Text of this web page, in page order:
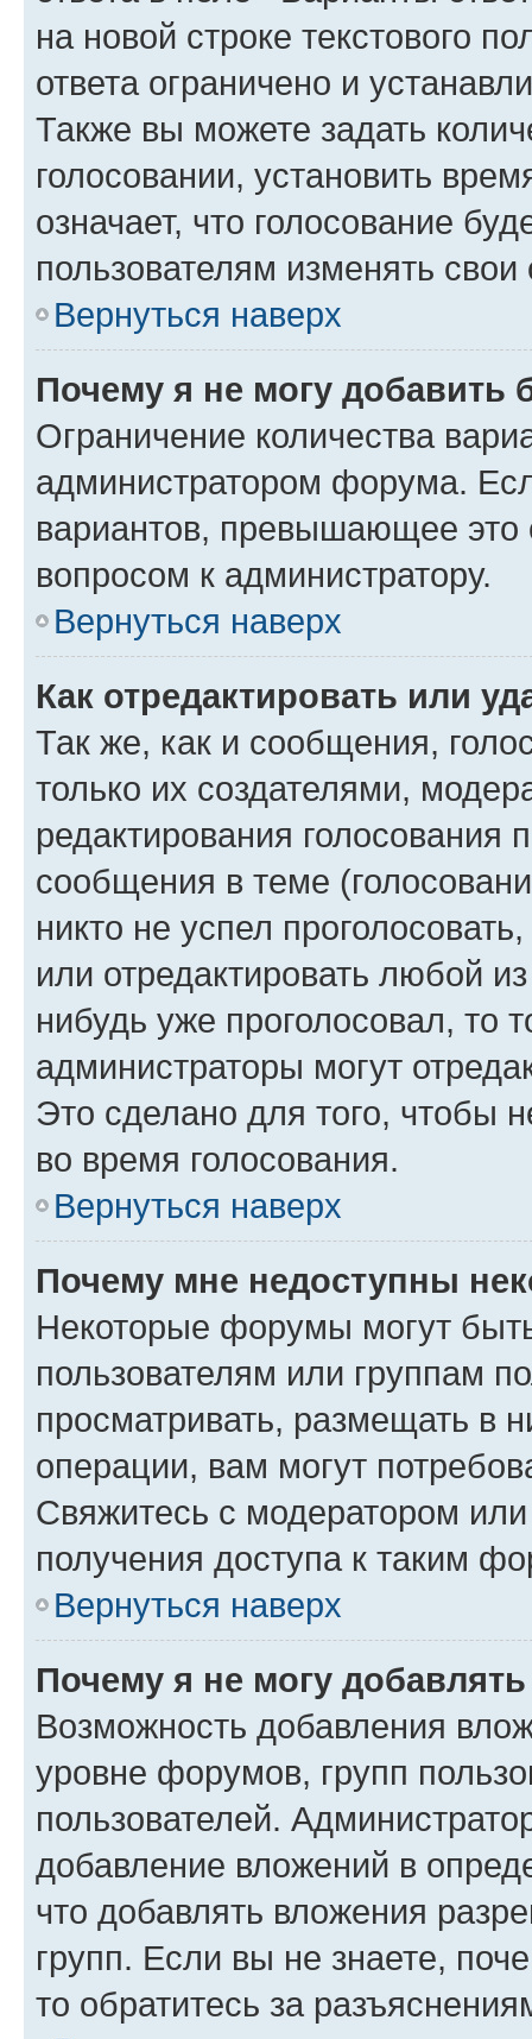
на новой строке текстового
ответа ограничено и
Также вы можете задать
голосовании, установить
означает, что голосование
пользователям изменять свои
Вернуться наверх
Почему я не могу добавить
Ограничение количества
администратором форума.
вариантов, превышающее это
вопросом к администратору.
Вернуться наверх
Как отредактировать или
Так же, как и сообщения,
только их создателями,
редактирования голосования
сообщения в теме
никто не успел
или отредактировать любой
нибудь уже проголосовал, то
администраторы могут
Это сделано для того, чтобы
во время голосования.
Вернуться наверх
Почему мне недоступны
Некоторые форумы могут
пользователям или группам
просматривать, размещать в
операции, вам могут
Свяжитесь с модератором
получения доступа к таким
Вернуться наверх
Почему я не могу
Возможность добавления
уровне форумов, групп
пользователей.
добавление вложений в
что добавлять вложения
групп. Если вы не знаете,
то обратитесь за